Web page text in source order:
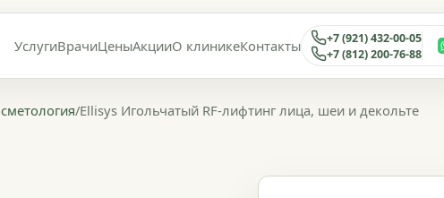
УслугиВрачиЦеныАкцииО клиникеКонтакты
+7 (921) 432-00-05
+7 (812) 200-76-88
/Ellisys Игольчатый RF-лифтинг лица, шеи и декольте